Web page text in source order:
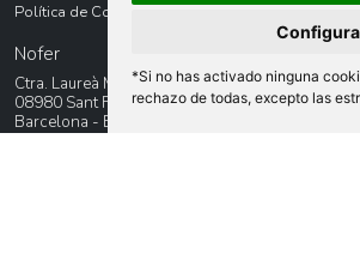
*Si no has activado ninguna
rechazo de todas, excepto las
Política de Cookies
Nofer
Ctra. Laureà Miró, 385-387
08980 Sant Feliu de LLobregat
Barcelona - España